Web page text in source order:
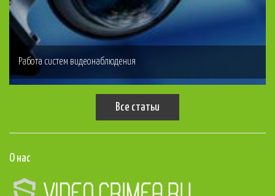
Работа систем видеонаблюдения
Все статьи
О нас